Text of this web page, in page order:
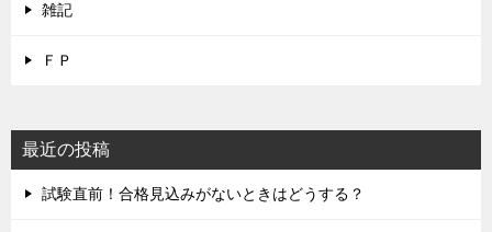
雑記
ＦＰ
最近の投稿
試験直前！合格見込みがないときはどうする？